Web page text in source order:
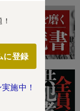
に登録
施中！